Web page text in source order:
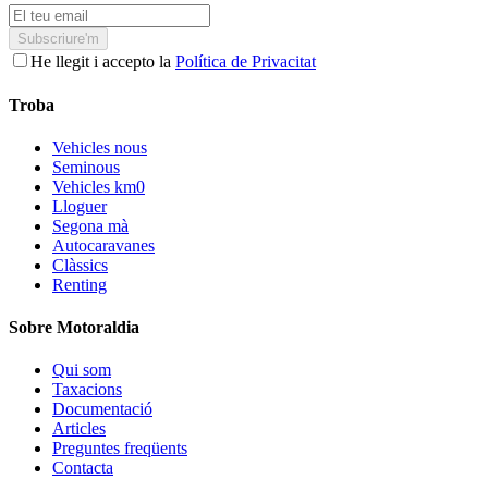
Subscriure'm
He llegit i accepto la Política de Privacitat
Troba
Vehicles nous
Seminous
Vehicles km0
Lloguer
Segona mà
Autocaravanes
Clàssics
Renting
Sobre Motoraldia
Qui som
Taxacions
Documentació
Articles
Preguntes freqüents
Contacta